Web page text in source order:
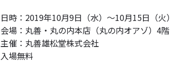
日時：2019年10月9日（水）～10月15日（
会場：丸善・丸の内本店（丸の内オアゾ）4
主催：丸善雄松堂株式会社
入場無料